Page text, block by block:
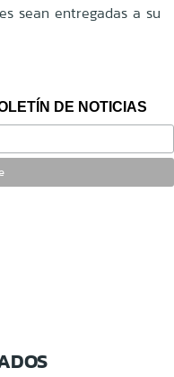
sean entregadas a su
DE NOTICIAS